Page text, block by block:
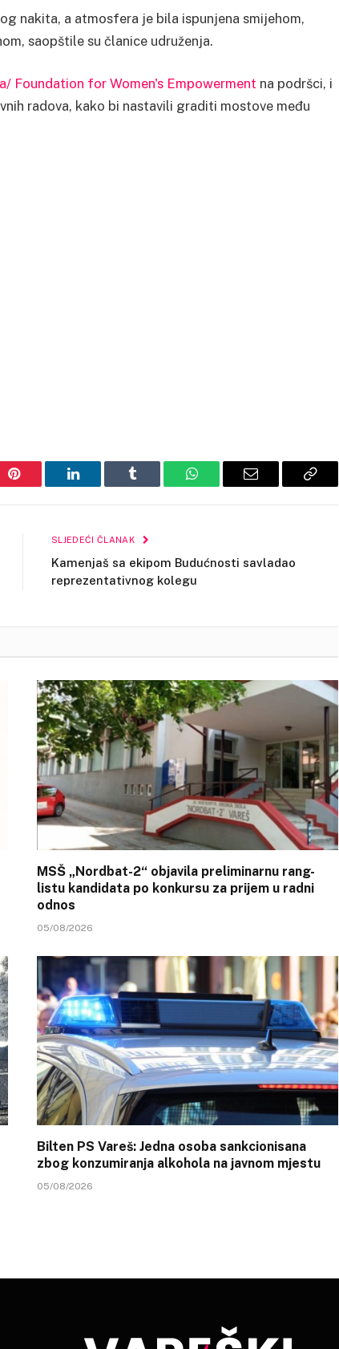
nakita, a atmosfera je bila ispunjena smijehom,
saopštile su članice udruženja.
Foundation for Women's Empowerment na podršci, i
radova, kako bi nastavili graditi mostove među
Pinterest LinkedIn Tumblr WhatsAppEmail
Copy
SLJEDEĆI ČLANAK
Kamenjaš sa ekipom Budućnosti savladao
reprezentativnog kolegu
MSŠ „Nordbat-2“ objavila preliminarnu rang-
listu kandidata po konkursu za prijem u radni
odnos
05/08/2026
Bilten PS Vareš: Jedna osoba sankcionisana
zbog konzumiranja alkohola na javnom mjestu
05/08/2026